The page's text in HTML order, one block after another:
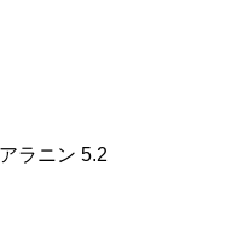
ラニン 5.2